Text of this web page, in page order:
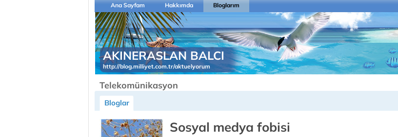
Ana Sayfam Hakkımda Bloglarım
AKINERASLAN BALCI
http://blog.milliyet.com.tr/aktuelyorum
Telekomünikasyon
Bloglar
Sosyal medya fobisi